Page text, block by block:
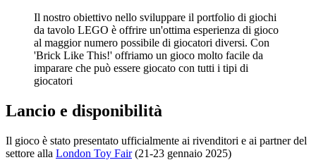
Il nostro obiettivo nello sviluppare il portfolio di giochi
da tavolo LEGO è offrire un'ottima esperienza di gioco
al maggior numero possibile di giocatori diversi. Con
'Brick Like This!' offriamo un gioco molto facile da
imparare che può essere giocato con tutti i tipi di
giocatori
Lancio e disponibilità
Il gioco è stato presentato ufficialmente ai rivenditori e ai partner del
settore alla London Toy Fair(21-23 gennaio 2025)